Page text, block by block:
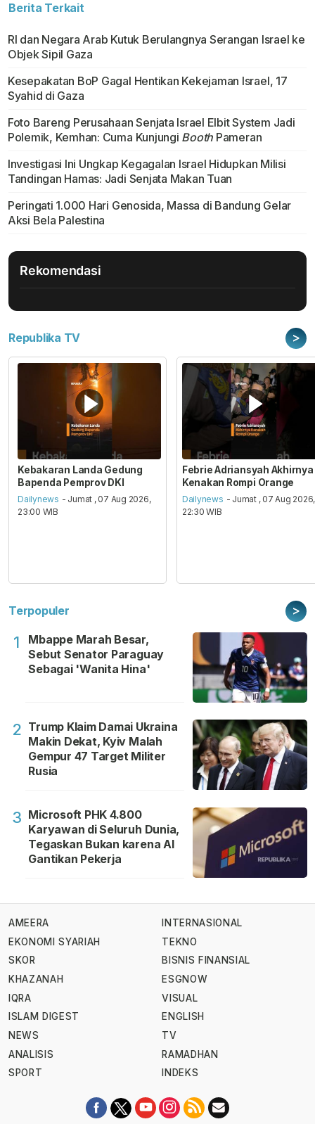
Berita Terkait
RI dan Negara Arab Kutuk Berulangnya Serangan Israel ke
Objek Sipil Gaza
Kesepakatan BoP Gagal Hentikan Kekejaman Israel, 17
Syahid di Gaza
Foto Bareng Perusahaan Senjata Israel Elbit System Jadi
Polemik, Kemhan: Cuma Kunjungi Booth Pameran
Investigasi Ini Ungkap Kegagalan Israel Hidupkan Milisi
Tandingan Hamas: Jadi Senjata Makan Tuan
Peringati 1.000 Hari Genosida, Massa di Bandung Gelar
Aksi Bela Palestina
Rekomendasi
Republika TV >
Kebakaran Landa Gedung
Bapenda Pemprov DKI
Dailynews - Jumat , 07 Aug 2026,
23:00 WIB
Febrie Adriansyah Akhirnya
Kenakan Rompi Orange
Dailynews - Jumat , 07 Aug 2026,
22:30 WIB
Terpopuler >
1
Mbappe Marah Besar,
Sebut Senator Paraguay
Sebagai 'Wanita Hina'
2 Trump Klaim Damai Ukraina
Makin Dekat, Kyiv Malah
Gempur 47 Target Militer
Rusia
3 Microsoft PHK 4.800
Karyawan di Seluruh Dunia,
Tegaskan Bukan karena AI
Gantikan Pekerja
AMEERA
EKONOMI SYARIAH
SKOR
KHAZANAH
IQRA
ISLAM DIGEST
NEWS
ANALISIS
SPORT
INTERNASIONAL
TEKNO
BISNIS FINANSIAL
ESGNOW
VISUAL
ENGLISH
TV
RAMADHAN
INDEKS